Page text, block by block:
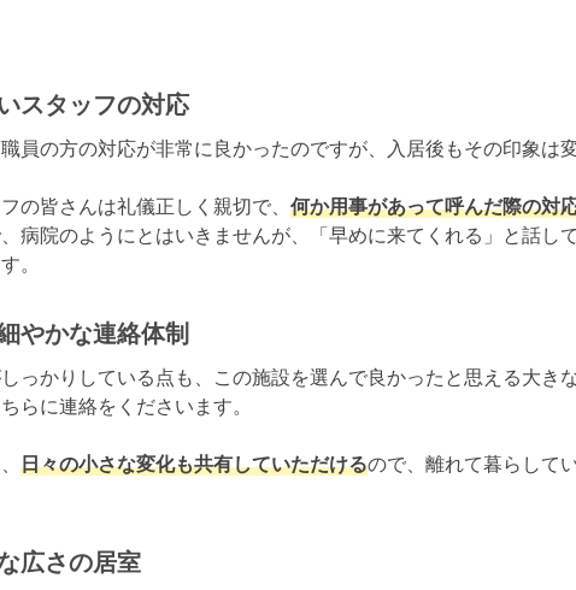
スタッフの対応
員の方の対応が非常に良かったのですが、入居後もその印象は
の皆さんは礼儀正しく親切で、 何か用事があって呼んだ際の対
病院のようにとはいきませんが、「早めに来てくれる」と話し
。
やかな連絡体制
っかりしている点も、この施設を選んで良かったと思える大き
らに連絡をくださいます。
日々の小さな変化も共有していただけるので、離れて暮らして
広さの居室